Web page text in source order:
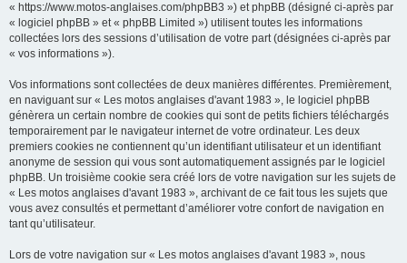
« https://www.motos-anglaises.com/phpBB3 ») et phpBB (désigné ci-après par
« logiciel phpBB » et « phpBB Limited ») utilisent toutes les informations
collectées lors des sessions d’utilisation de votre part (désignées ci-après par
« vos informations »).
Vos informations sont collectées de deux manières différentes. Premièrement,
en naviguant sur « Les motos anglaises d'avant 1983 », le logiciel phpBB
génèrera un certain nombre de cookies qui sont de petits fichiers téléchargés
temporairement par le navigateur internet de votre ordinateur. Les deux
premiers cookies ne contiennent qu’un identifiant utilisateur et un identifiant
anonyme de session qui vous sont automatiquement assignés par le logiciel
phpBB. Un troisième cookie sera créé lors de votre navigation sur les sujets de
« Les motos anglaises d'avant 1983 », archivant de ce fait tous les sujets que
vous avez consultés et permettant d’améliorer votre confort de navigation en
tant qu’utilisateur.
Lors de votre navigation sur « Les motos anglaises d'avant 1983 », nous